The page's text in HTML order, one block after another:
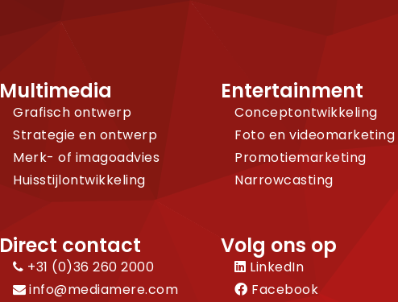
Multimedia
Grafisch ontwerp
Strategie en ontwerp
Merk- of imagoadvies
Huisstijlontwikkeling
Direct contact
+31 (0)36 260 2000
info@mediamere.com
Entertainment
Conceptontwikkeling
Foto en videomarketing
Promotiemarketing
Narrowcasting
Volg ons op
LinkedIn
Facebook